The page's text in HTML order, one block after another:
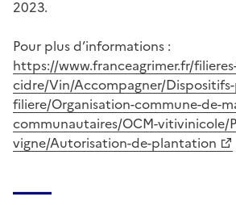
2023.
Pour plus d’informations :
https://www.franceagrimer.fr/
cidre/Vin/Accompagner/
filiere/Organisation-commune-de-
communautaires/OCM-vitivinicole/
vigne/Autorisation-de-plantation